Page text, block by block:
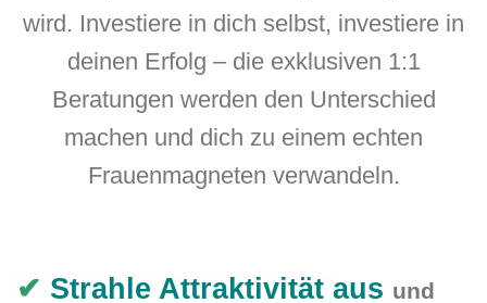
wird. Investiere in dich selbst, investiere in
deinen Erfolg – die exklusiven 1:1
Beratungen werden den Unterschied
machen und dich zu einem echten
Frauenmagneten verwandeln.
✔ Strahle Attraktivität aus und